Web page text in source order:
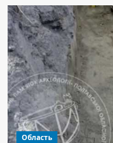
ручних
та
автоматизованих
інструментів
для
металообробки
Область